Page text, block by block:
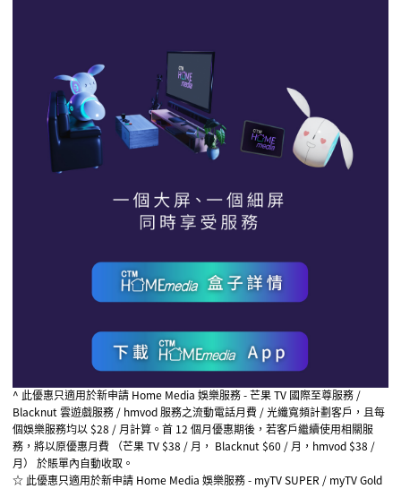
^ 此優惠只適用於新申請 Home Media 娛樂服務-芒果TV 國際至尊服務 /
Blacknut雲遊戲服務 / hmvod 服務之流動電話月費 /光纖寬頻計劃客戶，且每
個娛樂服務均以 $28 / 月計算。首 12 個月優惠期後，若客戶繼續使用相關服
務，將以原優惠月費 （芒果TV $38 / 月 ， Blacknut $60 / 月 ， hmvod $38 /
月） 於賬單內自動收取。
☆ 此優惠只適用於新申請 Home Media 娛樂服務- myTV SUPER / myTV Gold